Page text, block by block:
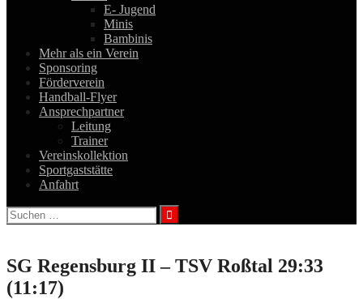
E- Jugend
Minis
Bambinis
Mehr als ein Verein
Sponsoring
Förderverein
Handball-Flyer
Ansprechpartner
Leitung
Trainer
Vereinskollektion
Sportgaststätte
Anfahrt
Suchen
nach:
SG Regensburg II – TSV Roßtal 29:33
(11:17)